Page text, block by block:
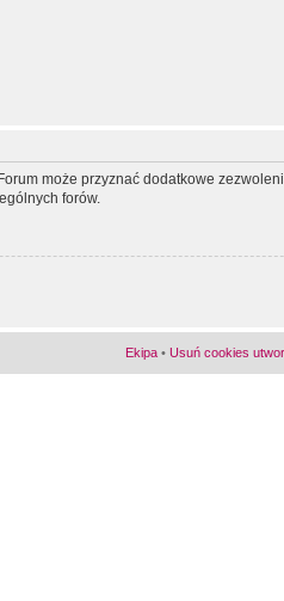
może przyznać dodatkowe
forów.
Ekipa • Usuń cookies